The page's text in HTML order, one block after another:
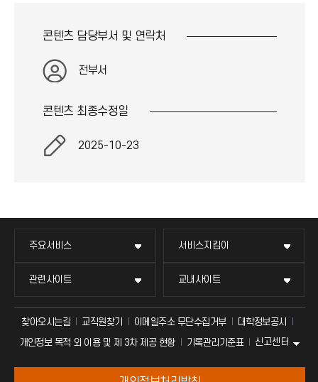
콘텐츠 담당부서 및 연락처
전부서
콘텐츠 최종수정일
2025-10-23
주요서비스 서비스지킴이
관련사이트 교내사이트
찾아오시는길 교직원찾기 이메일주소 무단수집거부
대학정보공시
개인정보 목적 외 이용 및 제 3차 제공 현황
기록관리기준표 신고센터